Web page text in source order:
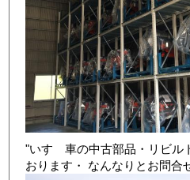
"いすゞ車の中古部品・リビル
おります・ なんなりとお問合